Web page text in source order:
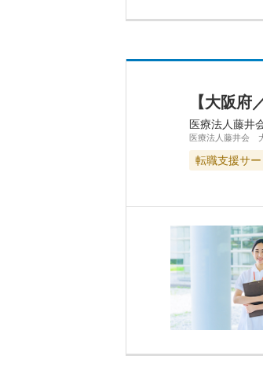
【大阪
医療法人藤井
医療法人藤井会
転職支援サ